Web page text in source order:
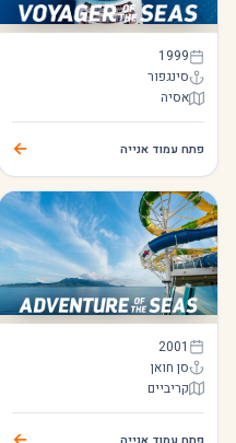
Voyager of the Seas
1999
סינגפור
אסיה
פתח עמוד אנייה ←
Adventure of the Seas
2001
סן חואן
קריביים